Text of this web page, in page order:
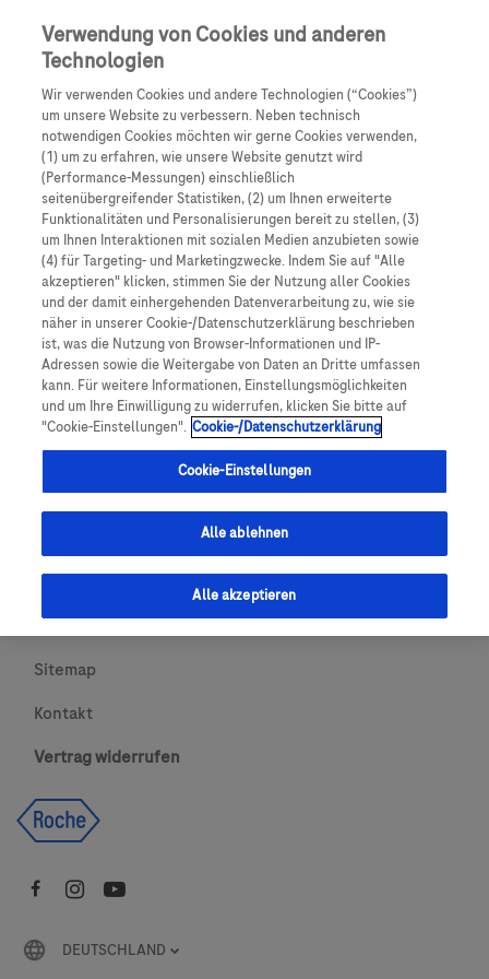
Skip to main content 0
Produkte Artikel
Es tut uns leid, aber es gibt keine Ergebnisse für:
Über Roche
Impressum
Rechtliche Hinweise
Datenschutz
Cookie-Einstellungen
Urheberrecht
Newsletter abonnieren
Sitemap
Kontakt
Vertrag widerrufen
DEUTSCHLAND
Verwendung von Cookies und anderen
Technologien
Wir verwenden Cookies und andere Technologien (“Cookies”)
um unsere Website zu verbessern. Neben technisch
notwendigen Cookies möchten wir gerne Cookies verwenden,
(1) um zu erfahren, wie unsere Website genutzt wird
(Performance-Messungen) einschließlich
seitenübergreifender Statistiken, (2) um Ihnen erweiterte
Funktionalitäten und Personalisierungen bereit zu stellen, (3)
um Ihnen Interaktionen mit sozialen Medien anzubieten sowie
(4) für Targeting- und Marketingzwecke. Indem Sie auf "Alle
akzeptieren" klicken, stimmen Sie der Nutzung aller Cookies
und der damit einhergehenden Datenverarbeitung zu, wie sie
näher in unserer Cookie-/Datenschutzerklärung beschrieben
ist, was die Nutzung von Browser-Informationen und IP-
Adressen sowie die Weitergabe von Daten an Dritte umfassen
kann. Für weitere Informationen, Einstellungsmöglichkeiten
und um Ihre Einwilligung zu widerrufen, klicken Sie bitte auf
"Cookie-Einstellungen". Cookie-/Datenschutzerklärung
Cookie-Einstellungen
Alle ablehnen
Alle akzeptieren